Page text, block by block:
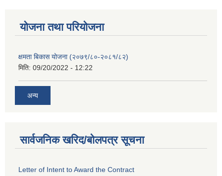
याेजना तथा परियाेजना
क्षमता बिकास योजना (२०७९/८०-२०८१/८२)
मिति: 09/20/2022 - 12:22
अन्य
सार्वजनिक खरिद/बोलपत्र सूचना
Letter of Intent to Award the Contract